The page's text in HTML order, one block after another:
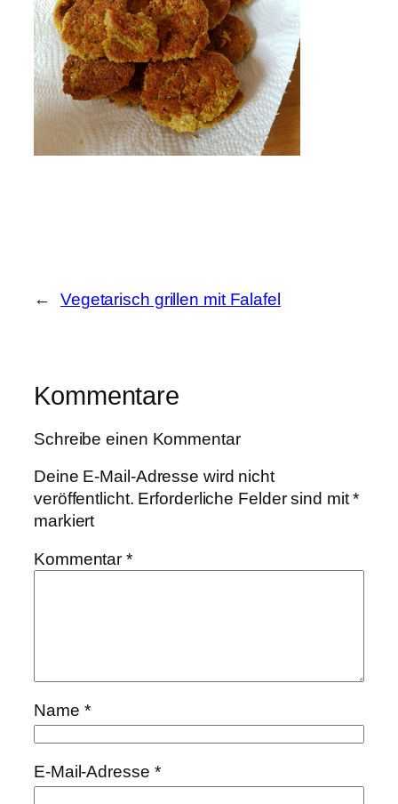
← Vegetarisch grillen mit Falafel
Kommentare
Schreibe einen Kommentar
Deine E-Mail-Adresse wird nicht
veröffentlicht. Erforderliche Felder sind mit*
markiert
Kommentar*
Name *
E-Mail-Adresse *